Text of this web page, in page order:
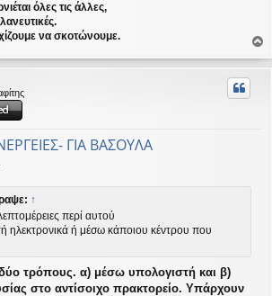
όλες τις άλλες,
να σκοτώνουμε.
ρ
ΓΙΑ ΒΑΣΟΥΛΑ
↑
περί αυτού
ηλεκτρονικά ή μέσω κάποιου κέντρου που
τρόπους. α) μέσω υπολογιστή και β)
στο αντίσοιχο πρακτορείο. Υπάρχουν